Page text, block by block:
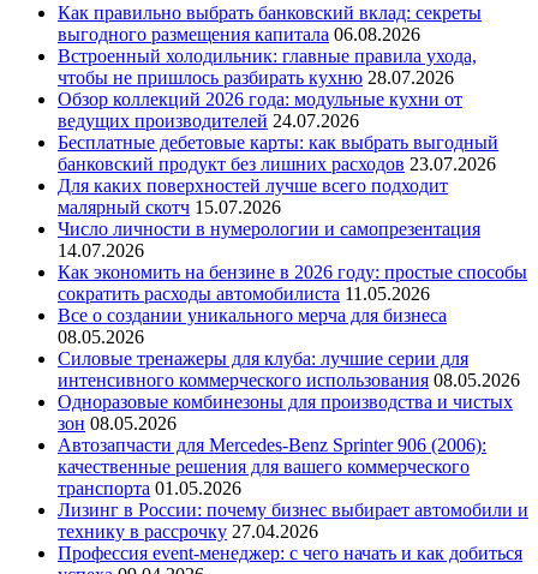
Как правильно выбрать банковский вклад: секреты
выгодного размещения капитала 06.08.2026
Встроенный холодильник: главные правила ухода,
чтобы не пришлось разбирать кухню 28.07.2026
Обзор коллекций 2026 года: модульные кухни от
ведущих производителей 24.07.2026
Бесплатные дебетовые карты: как выбрать выгодный
банковский продукт без лишних расходов 23.07.2026
Для каких поверхностей лучше всего подходит
малярный скотч 15.07.2026
Число личности в нумерологии и самопрезентация
14.07.2026
Как экономить на бензине в 2026 году: простые способы
сократить расходы автомобилиста 11.05.2026
Все о создании уникального мерча для бизнеса
08.05.2026
Силовые тренажеры для клуба: лучшие серии для
интенсивного коммерческого использования 08.05.2026
Одноразовые комбинезоны для производства и чистых
зон 08.05.2026
Автозапчасти для Mercedes-Benz Sprinter 906 (2006):
качественные решения для вашего коммерческого
транспорта 01.05.2026
Лизинг в России: почему бизнес выбирает автомобили и
технику в рассрочку 27.04.2026
Профессия event-менеджер: с чего начать и как добиться